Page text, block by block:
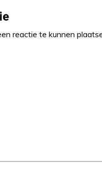
reactie te kunnen